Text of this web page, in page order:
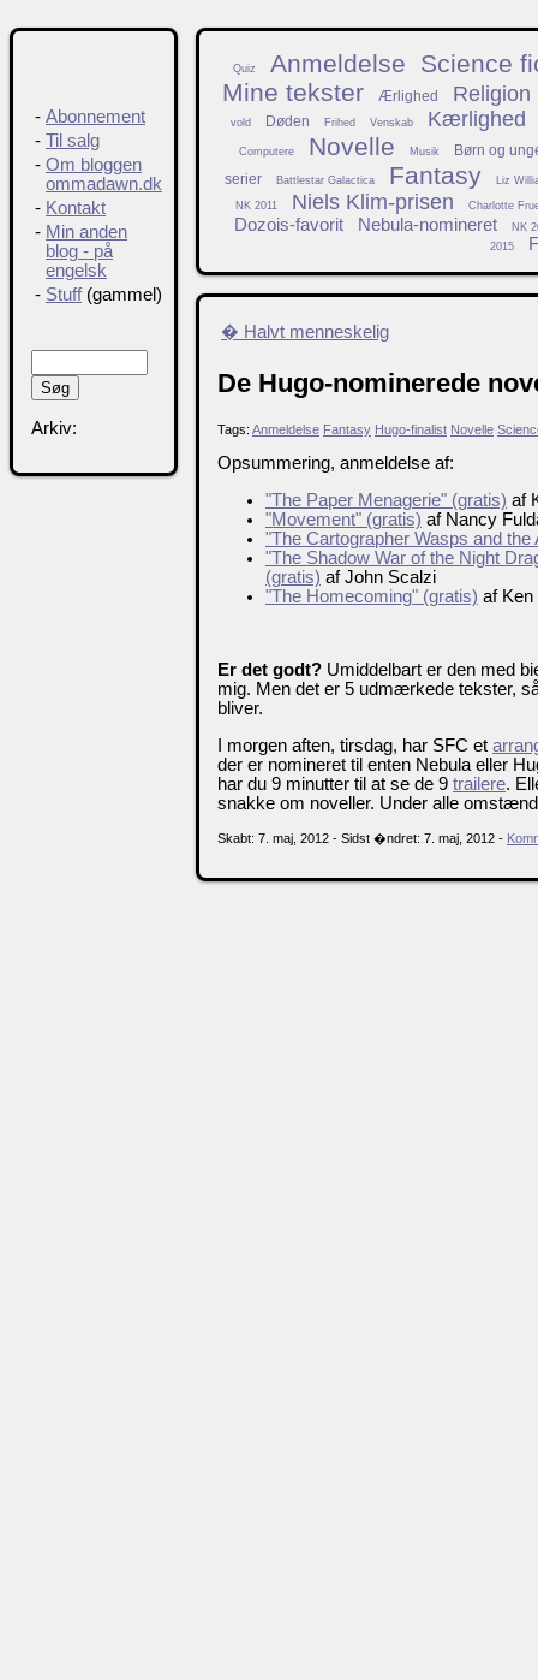
Quiz Anmeldelse
Science
Mine tekster
Ærlighed Religion
vold Døden Frihed Venskab Kærlighed
Computere Novelle Musik
Børn og
serier
Battlestar Galactica Fantasy Liz
NK 2011 Niels Klim-prisen Charlotte
Dozois-favorit Nebula-nomineret
NK
2015
� Halvt menneskelig
De Hugo-nominerede
Tags: Anmeldelse Fantasy Hugo-finalist Novelle
Opsummering, anmeldelse af:
"The Paper Menagerie" (gratis) af
"Movement" (gratis) af Nancy
"The Cartographer Wasps and
"The Shadow War of the Night
(gratis) af John Scalzi
"The Homecoming" (gratis) af Ken
Er det godt? Umiddelbart er den med
mig. Men det er 5 udmærkede tekster,
bliver.
I morgen aften, tirsdag, har SFC et
der er nomineret til enten Nebula eller
har du 9 minutter til at se de 9 trailere.
snakke om noveller. Under alle
Skabt: 7. maj, 2012 - Sidst �ndret: 7. maj, 2012 -
- Abonnement
- Til salg
- Om bloggen
ommadawn.dk
- Kontakt
- Min anden
blog - på
engelsk
- Stuff(gammel)
Arkiv: